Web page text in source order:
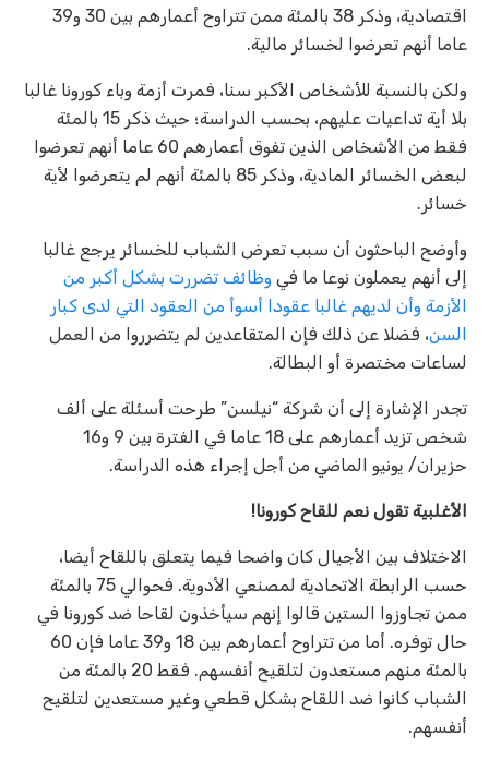
اقتصادية، وذكر 38 بالمئة ممن تتراوح أعمارهم بين 30 و39
عاما أنهم تعرضوا لخسائر مالية.
ولكن بالنسبة للأشخاص الأكبر سنا، فمرت أزمة وباء كورونا غالبا
بلا أية تداعيات عليهم، بحسب الدراسة؛ حيث ذكر 15 بالمئة
فقط من الأشخاص الذين تفوق أعمارهم 60 عاما أنهم تعرضوا
لبعض الخسائر المادية، وذكر 85 بالمئة أنهم لم يتعرضوا لأية
خسائر.
وأوضح الباحثون أن سبب تعرض الشباب للخسائر يرجع غالبا
إلى أنهم يعملون نوعا ما في وظائف تضررت بشكل أكبر من
الأزمة وأن لديهم غالبا عقودا أسوأ من العقود التي لدى كبار
السن، فضلا عن ذلك فإن المتقاعدين لم يتضرروا من العمل
لساعات مختصرة أو البطالة.
تجدر الإشارة إلى أن شركة “نيلسن” طرحت أسئلة على ألف
شخص تزيد أعمارهم على 18 عاما في الفترة بين 9 و16
حزيران/ يونيو الماضي من أجل إجراء هذه الدراسة.
الأغلبية تقول نعم للقاح كورونا!
الاختلاف بين الأجيال كان واضحا فيما يتعلق باللقاح أيضا،
حسب الرابطة الاتحادية لمصنعي الأدوية. فحوالي 75 بالمئة
ممن تجاوزوا الستين قالوا إنهم سيأخذون لقاحا ضد كورونا في
حال توفره. أما من تتراوح أعمارهم بين 18 و39 عاما فإن 60
بالمئة منهم مستعدون لتلقيح أنفسهم. فقط 20 بالمئة من
الشباب كانوا ضد اللقاح بشكل قطعي وغير مستعدين لتلقيح
أنفسهم.